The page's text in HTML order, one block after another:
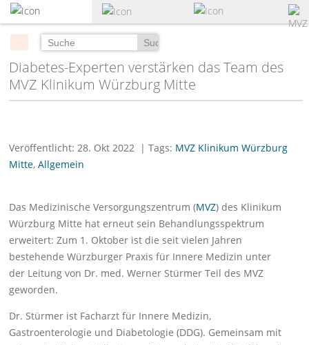
zum
Hauptinhalt
Suchen
Diabetes-Experten verstärken das Team des
MVZ Klinikum Würzburg Mitte
Veröffentlicht: 28. Okt 2022 | Tags: MVZ Klinikum Würzburg
Mitte,Allgemein
Das Medizinische Versorgungszentrum (MVZ) des Klinikum
Würzburg Mitte hat erneut sein Behandlungsspektrum
erweitert: Zum 1. Oktober ist die seit vielen Jahren
bestehende Würzburger Praxis für Innere Medizin unter
der Leitung von Dr. med. Werner Stürmer Teil des MVZ
geworden.
Dr. Stürmer ist Facharzt für Innere Medizin,
Gastroenterologie und Diabetologie (DDG). Gemeinsam mit